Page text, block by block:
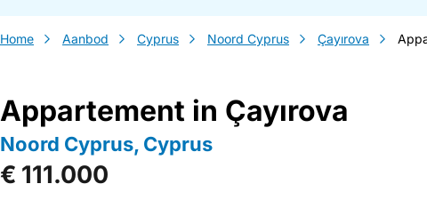
Home Aanbod Cyprus Noord Cyprus Çayırova
Appartement in Çayırova
Noord Cyprus, Cyprus
€ 111.000